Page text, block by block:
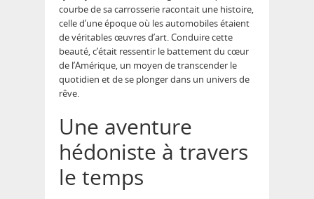
courbe de sa carrosserie racontait une histoire,
celle d’une époque où les automobiles étaient
de véritables œuvres d’art. Conduire cette
beauté, c’était ressentir le battement du cœur
de l’Amérique, un moyen de transcender le
quotidien et de se plonger dans un univers de
rêve.
Une aventure
hédoniste à travers
le temps